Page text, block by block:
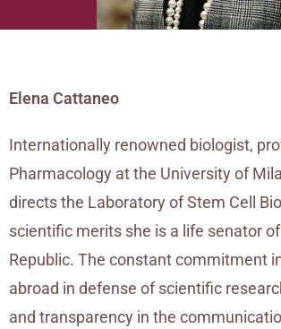
Elena Cattaneo
Internationally renowned biologist,
Pharmacology at the University of
directs the Laboratory of Stem Cell
scientific merits she is a life senator
Republic. The constant commitment
abroad in defense of scientific
and transparency in the